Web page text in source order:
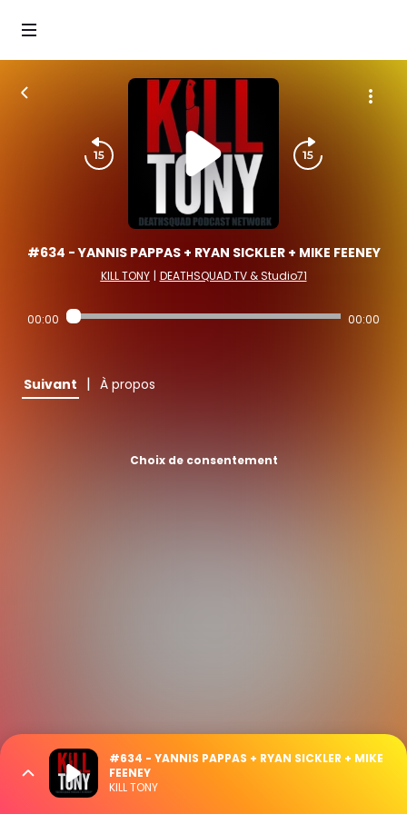
#634 - YANNIS PAPPAS + RYAN SICKLER + MIKE FEENEY
KILL TONY | DEATHSQUAD.TV & Studio71
00:00 00:00
Suivant | À propos
Choix de consentement
#634 - YANNIS PAPPAS + RYAN SICKLER + MIKE
FEENEY
KILL TONY